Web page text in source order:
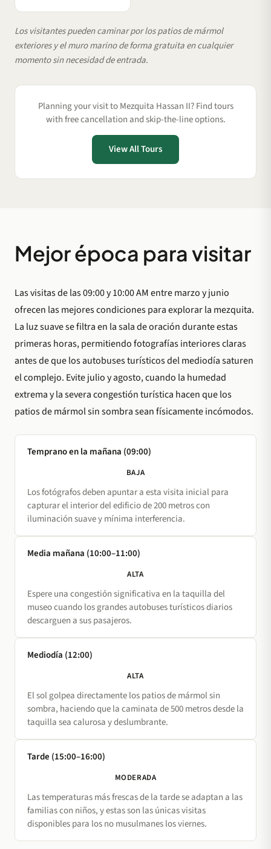
Los visitantes pueden caminar por los patios de mármol
exteriores y el muro marino de forma gratuita en cualquier
momento sin necesidad de entrada.
Planning your visit to Mezquita Hassan II? Find tours
with free cancellation and skip-the-line options.
View All Tours
Mejor época para visitar
Las visitas de las 09:00 y 10:00 AM entre marzo y junio
ofrecen las mejores condiciones para explorar la mezquita.
La luz suave se filtra en la sala de oración durante estas
primeras horas, permitiendo fotografías interiores claras
antes de que los autobuses turísticos del mediodía saturen
el complejo. Evite julio y agosto, cuando la humedad
extrema y la severa congestión turística hacen que los
patios de mármol sin sombra sean físicamente incómodos.
Temprano en la mañana (09:00)
BAJA
Los fotógrafos deben apuntar a esta visita inicial para
capturar el interior del edificio de 200 metros con
iluminación suave y mínima interferencia.
Media mañana (10:00–11:00)
ALTA
Espere una congestión significativa en la taquilla del
museo cuando los grandes autobuses turísticos diarios
descarguen a sus pasajeros.
Mediodía (12:00)
ALTA
El sol golpea directamente los patios de mármol sin
sombra, haciendo que la caminata de 500 metros desde la
taquilla sea calurosa y deslumbrante.
Tarde (15:00–16:00)
MODERADA
Las temperaturas más frescas de la tarde se adaptan a las
familias con niños, y estas son las únicas visitas
disponibles para los no musulmanes los viernes.